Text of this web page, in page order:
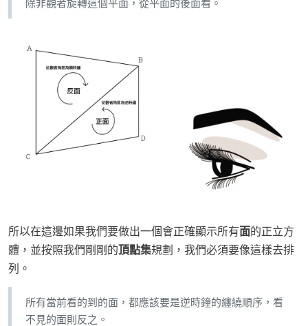
除非觀者旋轉這個平面，從平面的後面看。
所以在這邊如果我們要做出一個會正確顯示所有面的正立方
體，並按照我們剛剛的頂點集規劃，我們必須要像這樣去排
列。
所有當前看的到的面，都應該要是逆時鐘的纏繞順序，看
不見的面則反之。